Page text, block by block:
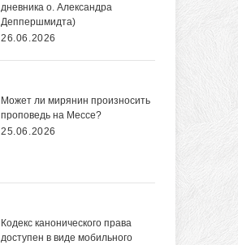
дневника о. Александра
Деппершмидта)
26.06.2026
Может ли мирянин произносить
проповедь на Мессе?
25.06.2026
Кодекс канонического права
доступен в виде мобильного